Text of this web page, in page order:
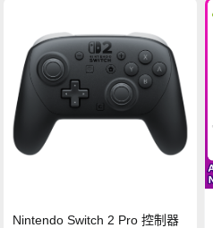
Nintendo Switch 2 Pro 控制器